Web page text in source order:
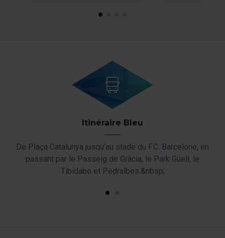
Itinéraire Bleu
De Plaça Catalunya jusqu’au stade du F.C. Barcelone, en
passant par le Passeig de Gràcia, le Park Güell, le
Tibidabo et Pedralbes.&nbsp;